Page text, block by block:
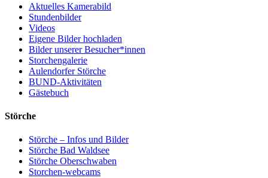
Aktuelles Kamerabild
Stundenbilder
Videos
Eigene Bilder hochladen
Bilder unserer Besucher*innen
Storchengalerie
Aulendorfer Störche
BUND-Aktivitäten
Gästebuch
Störche
Störche – Infos und Bilder
Störche Bad Waldsee
Störche Oberschwaben
Storchen-webcams